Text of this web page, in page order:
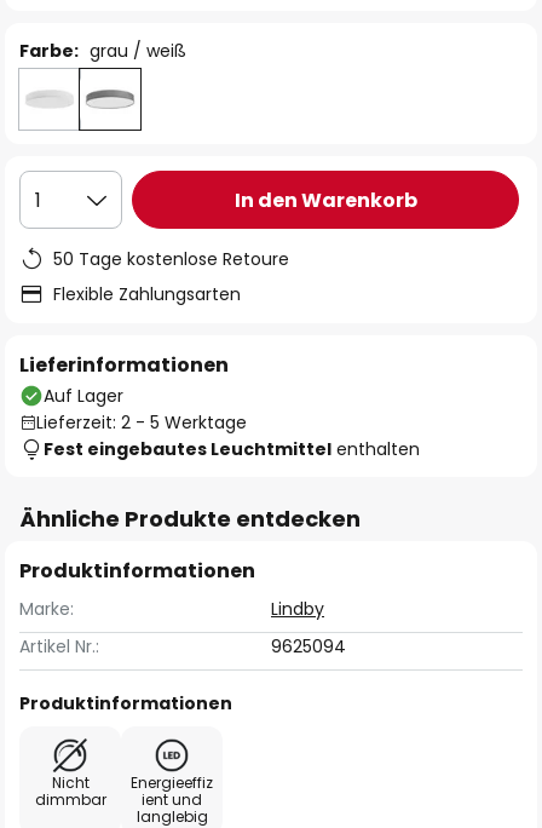
Farbe: grau / weiß
1 In den Warenkorb
50 Tage kostenlose Retoure
Flexible Zahlungsarten
Lieferinformationen
Auf Lager
Lieferzeit: 2 - 5 Werktage
Fest eingebautes Leuchtmittel enthalten
Ähnliche Produkte entdecken
Produktinformationen
Marke:
Lindby
Artikel Nr.:
9625094
Produktinformationen
Nicht
dimmbar
Energieeffiz
ient und
langlebig